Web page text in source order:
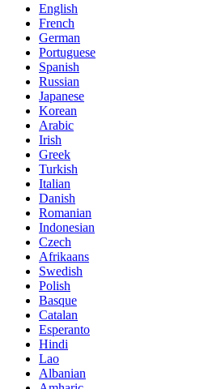
English
French
German
Portuguese
Spanish
Russian
Japanese
Korean
Arabic
Irish
Greek
Turkish
Italian
Danish
Romanian
Indonesian
Czech
Afrikaans
Swedish
Polish
Basque
Catalan
Esperanto
Hindi
Lao
Albanian